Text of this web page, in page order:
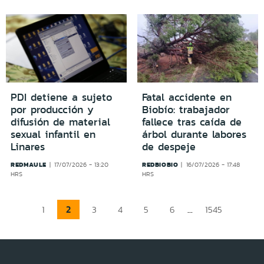
PDI detiene a sujeto
por producción y
difusión de material
sexual infantil en
Linares
REDMAULE
17/07/2026 - 13:20
HRS
Fatal accidente en
Biobío: trabajador
fallece tras caída de
árbol durante labores
de despeje
REDBIOBIO
16/07/2026 - 17:48
HRS
1 2 3 4 5 6 ... 1545